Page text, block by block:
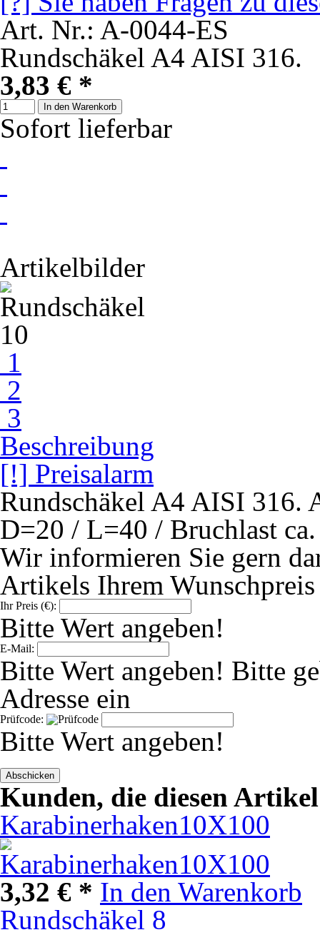
Art. Nr.: A-0044-ES
Rundschäkel A4 AISI 316.
3,83 € *
In den Warenkorb
Sofort lieferbar
Artikelbilder
1
2
3
Beschreibung
[!] Preisalarm
Rundschäkel A4 AISI 316.
D=20 / L=40 / Bruchlast
Wir informieren Sie gern
Artikels Ihrem
Ihr Preis (€):
Bitte Wert angeben!
E-Mail:
Bitte Wert angeben! Bitte
Adresse ein
Prüfcode:
Bitte Wert angeben!
Abschicken
Kunden, die diesen
Karabinerhaken10X100
3,32 € * In den Warenkorb
Rundschäkel 8